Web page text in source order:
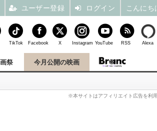
祭 今月公開の映画
※本サイトはアフィリエイト広告を利
TikTok Facebook X Instagram YouTube RSS Alexa
ユーザー登録 ログイン こんに